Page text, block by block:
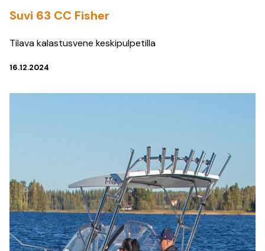
Suvi 63 CC Fisher
Tilava kalastusvene keskipulpetilla
16.12.2024